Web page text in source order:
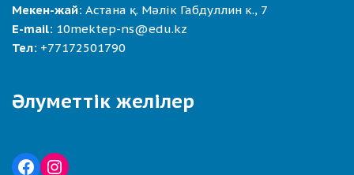
Мекен-жай: Астана қ. Мәлік Габдуллин к., 7
E-mail: 10mektep-ns@edu.kz
Тел: +77172501790
Әлуметтік желілер